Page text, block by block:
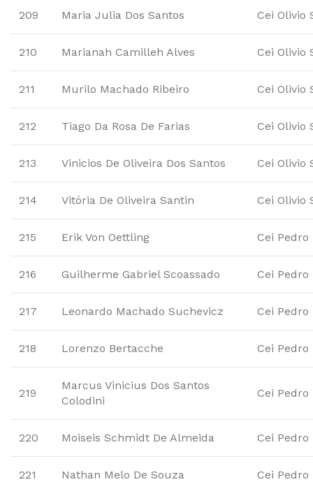
209 Maria Julia Dos Santos Cei Olivio
210 Marianah Camilleh Alves Cei Olivio
211 Murilo Machado Ribeiro Cei Olivio
212 Tiago Da Rosa De Farias Cei Olivio
213 Vinicios De Oliveira Dos Santos Cei Olivio
214 Vitória De Oliveira Santin Cei Olivio
215 Erik Von Oettling Cei Pedro
216 Guilherme Gabriel Scoassado Cei Pedro
217 Leonardo Machado Suchevicz Cei Pedro
218 Lorenzo Bertacche Cei Pedro
219
Marcus Vinicius Dos Santos
Colodini
Cei Pedro
220 Moiseis Schmidt De Almeida Cei Pedro
221 Nathan Melo De Souza Cei Pedro